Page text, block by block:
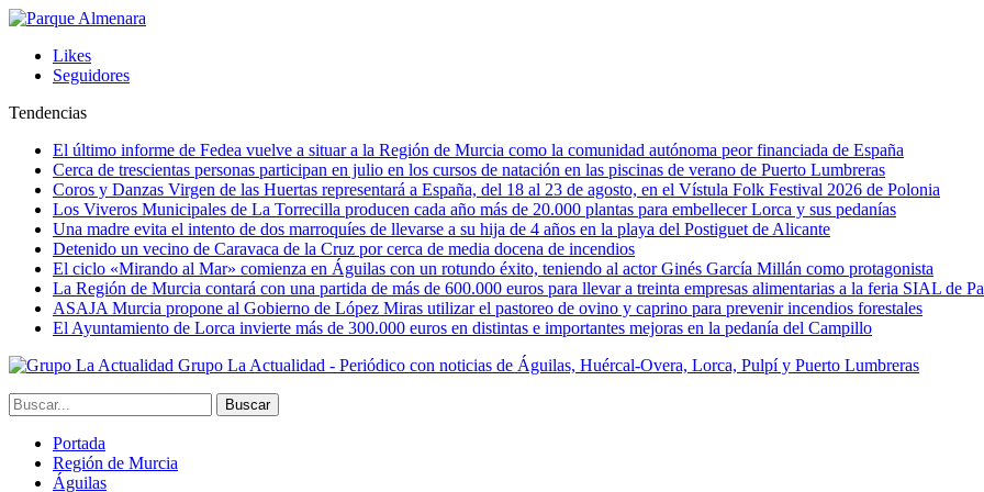
Likes
Seguidores
Tendencias
El último informe de Fedea vuelve a situar a la Región de Murcia como la comunidad autónoma peor financiada de España
Cerca de trescientas personas participan en julio en los cursos de natación en las piscinas de verano de Puerto Lumbreras
Coros y Danzas Virgen de las Huertas representará a España, del 18 al 23 de agosto, en el Vístula Folk Festival 2026 de Polonia
Los Viveros Municipales de La Torrecilla producen cada año más de 20.000 plantas para embellecer Lorca y sus pedanías
Una madre evita el intento de dos marroquíes de llevarse a su hija de 4 años en la playa del Postiguet de Alicante
Detenido un vecino de Caravaca de la Cruz por cerca de media docena de incendios
El ciclo «Mirando al Mar» comienza en Águilas con un rotundo éxito, teniendo al actor Ginés García Millán como protagonista
La Región de Murcia contará con una partida de más de 600.000 euros para llevar a treinta empresas alimentarias a la feria SIAL de
ASAJA Murcia propone al Gobierno de López Miras utilizar el pastoreo de ovino y caprino para prevenir incendios forestales
El Ayuntamiento de Lorca invierte más de 300.000 euros en distintas e importantes mejoras en la pedanía del Campillo
Grupo La Actualidad - Periódico con noticias de Águilas, Huércal-Overa, Lorca, Pulpí y Puerto Lumbreras
Portada
Región de Murcia
Águilas